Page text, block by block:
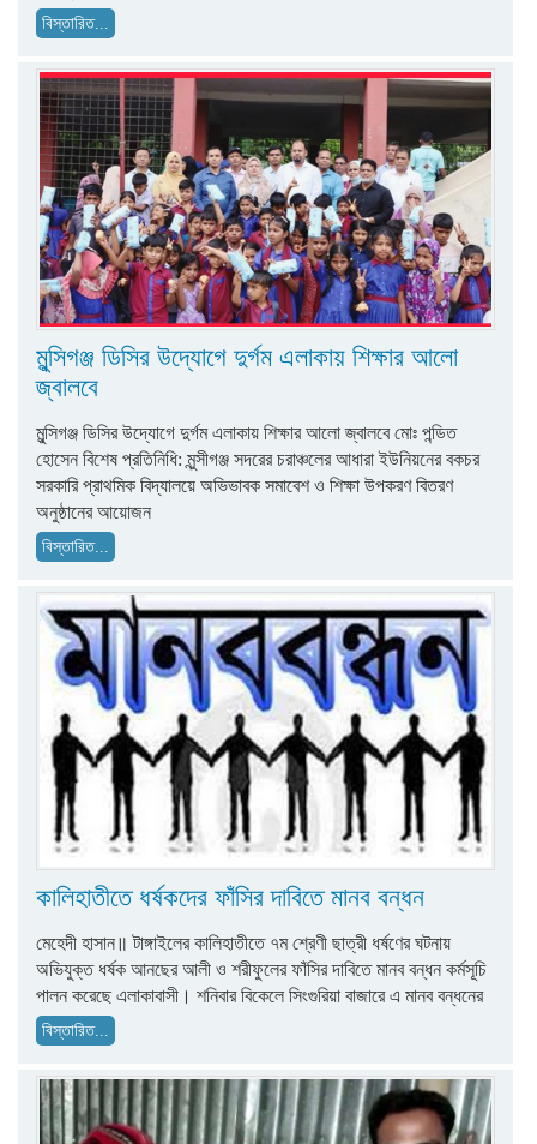
বিস্তারিত...
মুন্সিগঞ্জ ডিসির উদ্যোগে দুর্গম এলাকায় শিক্ষার আলো
জ্বালবে
মুন্সিগঞ্জ ডিসির উদ্যোগে দুর্গম এলাকায় শিক্ষার আলো জ্বালবে মোঃ পন্ডিত
হোসেন বিশেষ প্রতিনিধি: মুন্সীগঞ্জ সদরের চরাঞ্চলের আধারা ইউনিয়নের বকচর
সরকারি প্রাথমিক বিদ্যালয়ে অভিভাবক সমাবেশ ও শিক্ষা উপকরণ বিতরণ
অনুষ্ঠানের আয়োজন
বিস্তারিত...
কালিহাতীতে ধর্ষকদের ফাঁসির দাবিতে মানব বন্ধন
মেহেদী হাসান॥ টাঙ্গাইলের কালিহাতীতে ৭ম শ্রেণী ছাত্রী ধর্ষণের ঘটনায়
অভিযুক্ত ধর্ষক আনছের আলী ও শরীফুলের ফাঁসির দাবিতে মানব বন্ধন কর্মসূচি
পালন করেছে এলাকাবাসী। শনিবার বিকেলে সিংগুরিয়া বাজারে এ মানব বন্ধনের
বিস্তারিত...